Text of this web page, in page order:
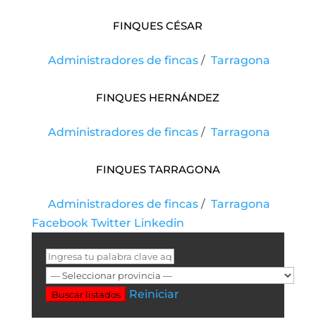
FINQUES CÉSAR
Administradores de fincas / Tarragona
Finques Hernández
Administradores de fincas / Tarragona
Finques Tarragona
Administradores de fincas / Tarragona
Facebook Twitter Linkedin
Buscar listados Reiniciar